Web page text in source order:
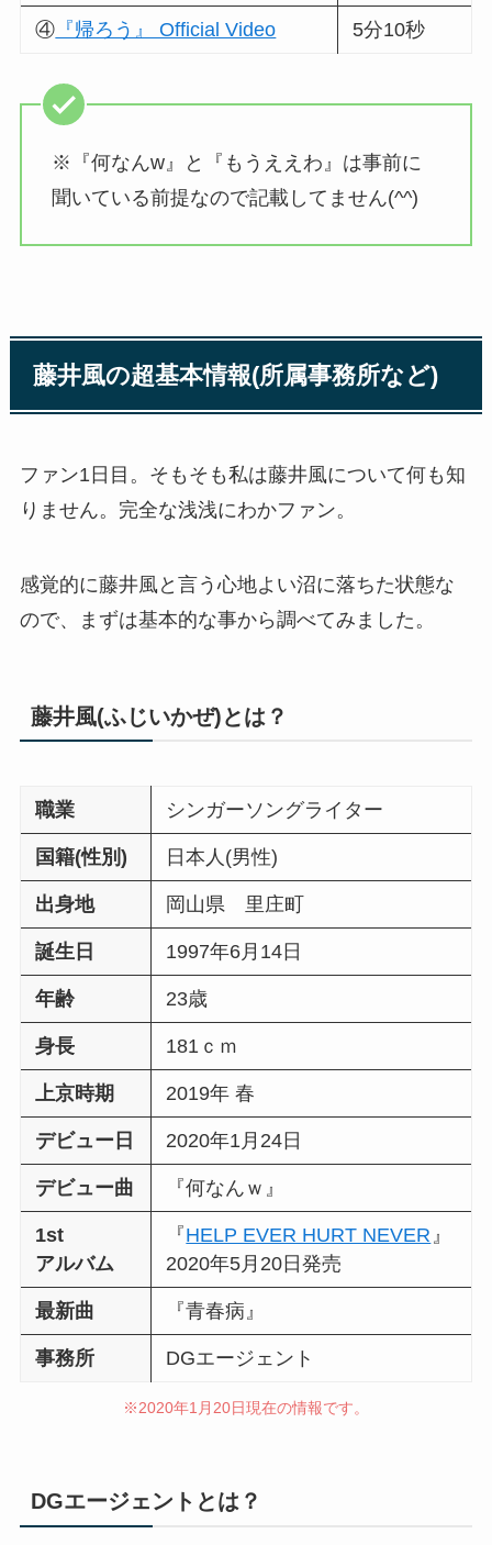
④ 『帰ろう』 Official Video 5分10秒
※『何なんw』と『もうええわ』は事前に
聞いている前提なので記載してません(^^)
藤井風の超基本情報(所属事務所など)
ファン1日目。そもそも私は藤井風について何も知
りません。完全な浅浅にわかファン。
感覚的に藤井風と言う心地よい沼に落ちた状態な
ので、まずは基本的な事から調べてみました。
藤井風(ふじいかぜ)とは？
職業 シンガーソングライター
国籍(性別) 日本人(男性)
出身地 岡山県 里庄町
誕生日 1997年6月14日
年齢 23歳
身長 181ｃｍ
上京時期 2019年 春
デビュー日 2020年1月24日
デビュー曲 『何なんｗ』
1st
アルバム
『HELP EVER HURT NEVER 』
2020年5月20日発売
最新曲 『青春病』
事務所 DGエージェント
※2020年1月20日現在の情報です。
DGエージェントとは？